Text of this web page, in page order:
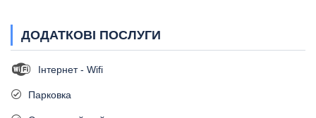
ДОДАТКОВІ ПОСЛУГИ
Інтернет - Wifi
Парковка